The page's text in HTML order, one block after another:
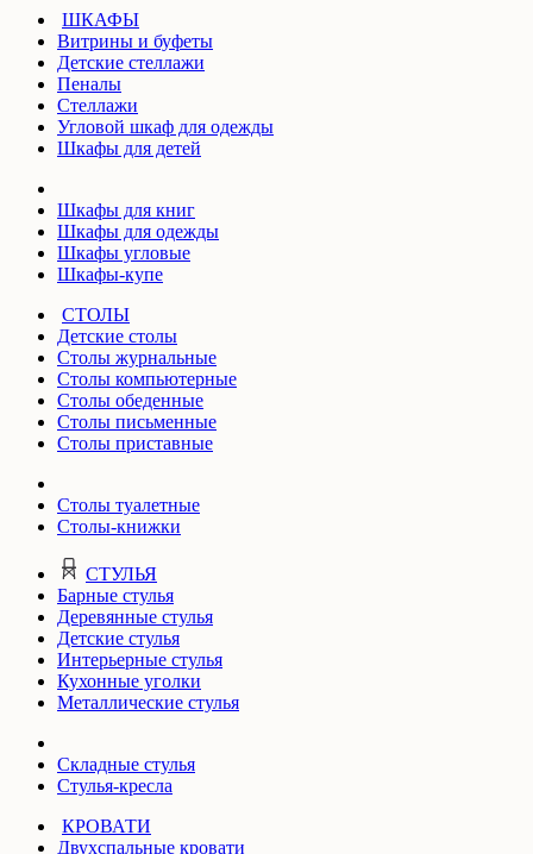
ШКАФЫ
Витрины и буфеты
Детские стеллажи
Пеналы
Стеллажи
Угловой шкаф для одежды
Шкафы для детей
Шкафы для книг
Шкафы для одежды
Шкафы угловые
Шкафы-купе
СТОЛЫ
Детские столы
Столы журнальные
Столы компьютерные
Столы обеденные
Столы письменные
Столы приставные
Столы туалетные
Столы-книжки
СТУЛЬЯ
Барные стулья
Деревянные стулья
Детские стулья
Интерьерные стулья
Кухонные уголки
Металлические стулья
Складные стулья
Стулья-кресла
КРОВАТИ
Двухспальные кровати